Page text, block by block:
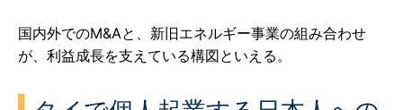
国内外でのM&Aと、新旧エネルギー事業の組み合わせ
が、利益成長を支えている構図といえる。